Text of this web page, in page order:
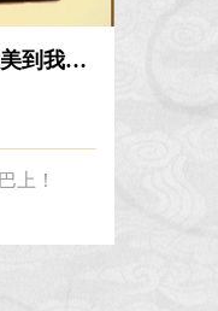
文创丨这款“古蜀瑰宝”纪念章美到我心巴上...
上！